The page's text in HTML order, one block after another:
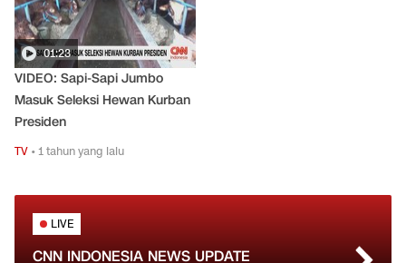
01:23
VIDEO: Sapi-Sapi Jumbo
Masuk Seleksi Hewan Kurban
Presiden
TV •1 tahun yang lalu
LIVE
CNN INDONESIA NEWS UPDATE